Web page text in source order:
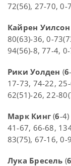
72(56), 27-70, 0-
Кайрен Уилсон
80(63)-36, 0-
94(56)-8, 77-4,
Рики Уолден (6
17-73, 74-22,
62(51)-26, 22-
Марк Кинг (6-
41-67, 66-68,
83(75), 67-16, 0-
Лука Бресель (